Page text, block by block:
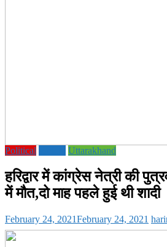
Political Uttarakhand
हरिद्वार में कांग्रेस नेत्री की
में मौत,दो माह पहले हुई थी शादी
February 24, 2021February 24, 2021